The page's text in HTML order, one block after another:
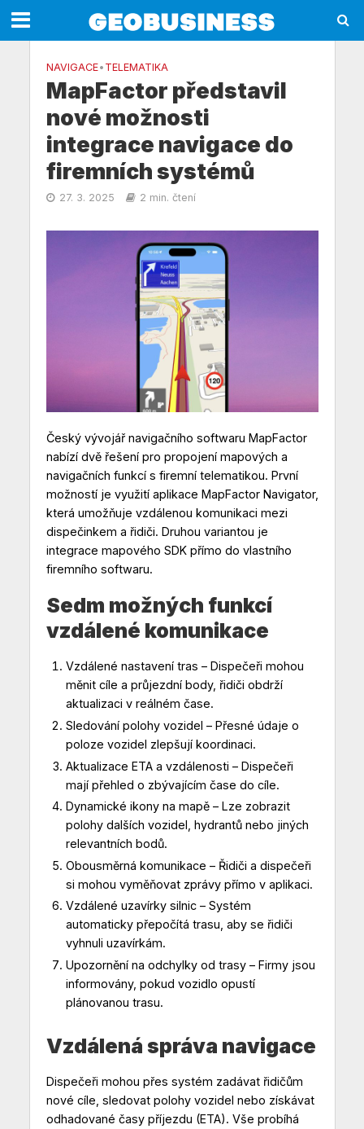
NAVIGACE• TELEMATIKA
MapFactor představil
nové možnosti
integrace navigace do
firemních systémů
27. 3. 2025 2 min. čtení
Český vývojář navigačního softwaru MapFactor
nabízí dvě řešení pro propojení mapových a
navigačních funkcí s firemní telematikou. První
možností je využití aplikace MapFactor Navigator,
která umožňuje vzdálenou komunikaci mezi
dispečinkem a řidiči. Druhou variantou je
integrace mapového SDK přímo do vlastního
firemního softwaru.
Sedm možných funkcí
vzdálené komunikace
Vzdálené nastavení tras – Dispečeři mohou
měnit cíle a průjezdní body, řidiči obdrží
aktualizaci v reálném čase.
Sledování polohy vozidel – Přesné údaje o
poloze vozidel zlepšují koordinaci.
Aktualizace ETA a vzdálenosti – Dispečeři
mají přehled o zbývajícím čase do cíle.
Dynamické ikony na mapě – Lze zobrazit
polohy dalších vozidel, hydrantů nebo jiných
relevantních bodů.
Obousměrná komunikace – Řidiči a dispečeři
si mohou vyměňovat zprávy přímo v aplikaci.
Vzdálené uzavírky silnic – Systém
automaticky přepočítá trasu, aby se řidiči
vyhnuli uzavírkám.
Upozornění na odchylky od trasy – Firmy jsou
informovány, pokud vozidlo opustí
plánovanou trasu.
Vzdálená správa navigace
Dispečeři mohou přes systém zadávat řidičům
nové cíle, sledovat polohy vozidel nebo získávat
odhadované časy příjezdu (ETA). Vše probíhá